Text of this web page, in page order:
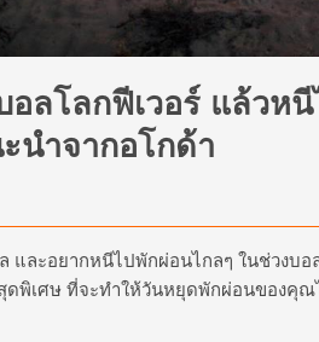
ลโลกฟีเวอร์ แล้วห
นำจากอโกด้า
ละอยากหนีไปพักผ่อนไกลๆ ในช่วงบอ
ดพิเศษ ที่จะทำให้วันหยุดพักผ่อนของคุณ